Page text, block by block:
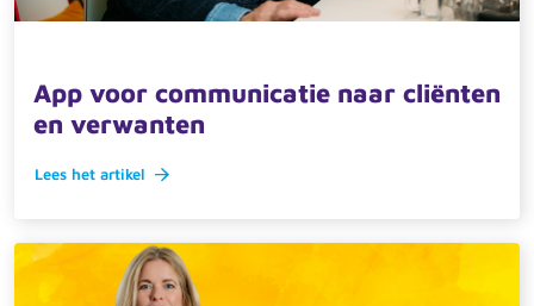
App voor communicatie naar cliënten
en verwanten
Lees het artikel